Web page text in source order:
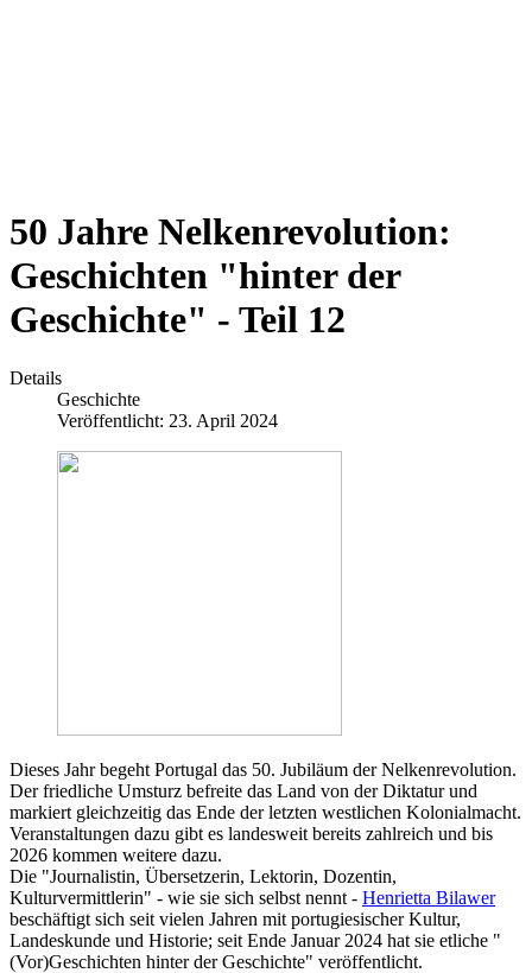
50 Jahre Nelkenrevolution:
Geschichten "hinter der
Geschichte" - Teil 12
Details
Geschichte
Veröffentlicht: 23. April 2024
Dieses Jahr begeht Portugal das 50. Jubiläum der Nelkenrevolution.
Der friedliche Umsturz befreite das Land von der Diktatur und
markiert gleichzeitig das Ende der letzten westlichen Kolonialmacht.
Veranstaltungen dazu gibt es landesweit bereits zahlreich und bis
2026 kommen weitere dazu.
Die "Journalistin, Übersetzerin, Lektorin, Dozentin,
Kulturvermittlerin" - wie sie sich selbst nennt - Henrietta Bilawer
beschäftigt sich seit vielen Jahren mit portugiesischer Kultur,
Landeskunde und Historie; seit Ende Januar 2024 hat sie etliche "
(Vor)Geschichten hinter der Geschichte" veröffentlicht.